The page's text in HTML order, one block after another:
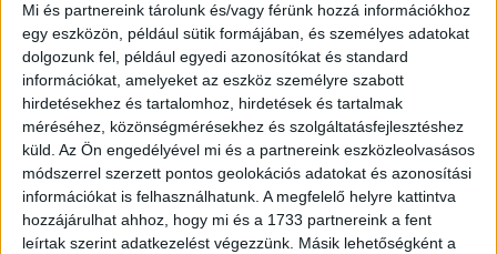
Mi és partnereink tárolunk és/vagy férünk hozzá információkhoz
egy eszközön, például sütik formájában, és személyes adatokat
dolgozunk fel, például egyedi azonosítókat és standard
információkat, amelyeket az eszköz személyre szabott
hirdetésekhez és tartalomhoz, hirdetések és tartalmak
méréséhez, közönségmérésekhez és szolgáltatásfejlesztéshez
küld. Az Ön engedélyével mi és a partnereink eszközleolvasásos
módszerrel szerzett pontos geolokációs adatokat és azonosítási
információkat is felhasználhatunk. A megfelelő helyre kattintva
hozzájárulhat ahhoz, hogy mi és a 1733 partnereink a fent
leírtak szerint adatkezelést végezzünk. Másik lehetőségként a
Csorna, Eladó Családi ház
Keszthely, Eladó Családi ház
Zalaegerszeg, Eladó Társasházi lakás, Családi ház
, Eladó Társasházi lakás
Zalaegerszeg, Eladó Családi ház
Balatonboglár, Eladó Társasházi lakás
Balatonlelle, Eladó Családi ház
Budapest V. Ker., Eladó Családi ház